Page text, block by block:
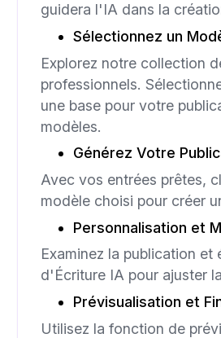
guidera l'IA dans la
Sélectionnez un
Explorez notre collection
professionnels.
une base pour votre
modèles.
Générez Votre
Avec vos entrées prêtes,
modèle choisi pour créer
Personnalisation et
Examinez la publication
d'Écriture IA pour ajuster
Prévisualisation et
Utilisez la fonction de